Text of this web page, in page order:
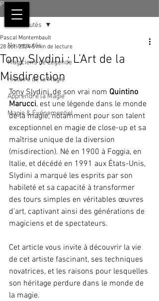
Post
Nouveautés
Magiciens de Légende
Histoire de la Magie
Apprendre la Magie
Magie & Événementiel
Nouveautés
Tony Slydini : L’Art de la
Misdirection
Pascal Montembault
28 oct. 2024 5 min de lecture
Tony Slydini, de son vrai nom Quintino
Marucci, est une légende dans le monde
de la magie, notamment pour son talent
exceptionnel en magie de close-up et sa
maîtrise unique de la diversion
(misdirection). Né en 1900 à Foggia, en
Italie, et décédé en 1991 aux États-Unis,
Slydini a marqué les esprits par son
habileté et sa capacité à transformer
des tours simples en véritables œuvres
d’art, captivant ainsi des générations de
magiciens et de spectateurs.
Cet article vous invite à découvrir la vie
de cet artiste fascinant, ses techniques
novatrices, et les raisons pour lesquelles
son héritage perdure dans le monde de
la magie.